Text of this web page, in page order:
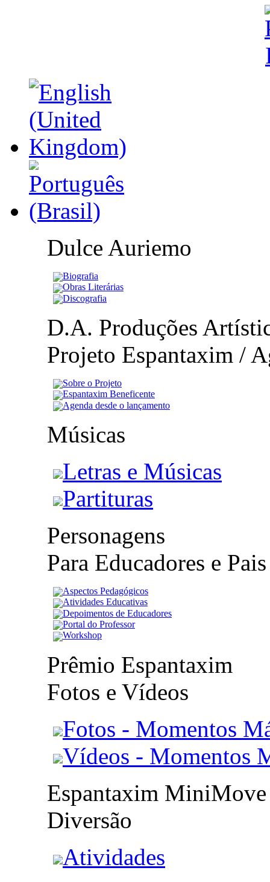
Dulce Auriemo
Biografia
Obras Literárias
Discografia
D.A. Produções
Projeto Espantaxim /
Sobre o Projeto
Espantaxim Beneficente
Agenda desde o lançamento
Músicas
Letras e Músicas
Partituras
Personagens
Para Educadores e Pais
Aspectos Pedagógicos
Atividades Educativas
Depoimentos de Educadores
Portal do Professor
Workshop
Prêmio Espantaxim
Fotos e Vídeos
Fotos - Momentos
Vídeos - Momentos
Espantaxim MiniMove
Diversão
Atividades